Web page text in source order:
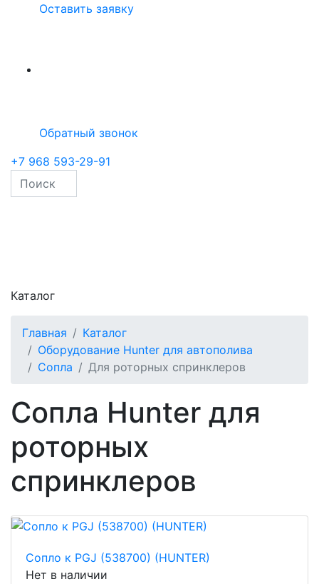
Оставить заявку
Обратный звонок
+7 968 593-29-91
Каталог
Главная
Каталог
Оборудование Hunter для автополива
Сопла
Для роторных спринклеров
Сопла Hunter для
роторных
спринклеров
Сопло к PGJ (538700) (HUNTER)
Нет в наличии